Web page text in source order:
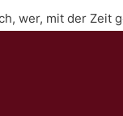
wer, mit der